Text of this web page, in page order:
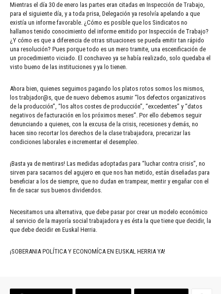
Mientras el día 30 de enero las partes eran citadas en Inspección de Trabajo,
para el siguiente día, y a toda prisa, Delegación ya resolvía apelando a que
existía un informe favorable. ¿Cómo es posible que los Sindicatos no
hallamos tenido conocimiento del informe emitido por Inspección de Trabajo?
¿Y cómo es que a diferencia de otras situaciones se pueda emitir tan rápido
una resolución? Pues porque todo es un mero tramite, una escenificación de
un procedimiento viciado. El conchaveo ya se había realizado, solo quedaba el
visto bueno de las instituciones y ya lo tienen.
Ahora bien, quienes seguimos pagando los platos rotos somos los mismos,
los trabjador@s, que de nuevo debemos asumir “los defectos organizativos
de la producción”, “los altos costes de producción”, “excedentes” y “datos
negativos de facturación en los próximos meses”. Por ello debemos seguir
denunciando a quienes, con la excusa de la crisis, recesiones y demás, no
hacen sino recortar los derechos de la clase trabajadora, precarizar las
condiciones laborales e incrementar el desempleo.
¡Basta ya de mentiras! Las medidas adoptadas para “luchar contra crisis”, no
sirven para sacarnos del agujero en que nos han metido, están diseñadas para
beneficiar a los de siempre, que no dudan en trampear, mentir y engañar con el
fin de sacar sus buenos dividendos.
Necesitamos una alternativa, que debe pasar por crear un modelo económico
al servicio de la mayoría social trabajadora y es ésta la que tiene que decidir, la
que debe decidir en Euskal Herria.
¡SOBERANIA POLÍTICA Y ECONOMÍCA EN EUSKAL HERRIA YA!